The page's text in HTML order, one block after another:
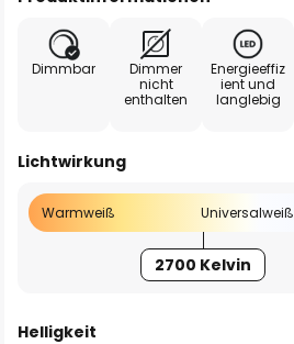
Dimmbar
Dimmer
nicht
enthalten
Energieeffiz
ient und
langlebig
Lichtwirkung
Warmweiß Universalweiß
2700 Kelvin
Helligkeit